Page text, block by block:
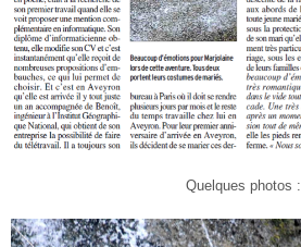
Quelques photos :